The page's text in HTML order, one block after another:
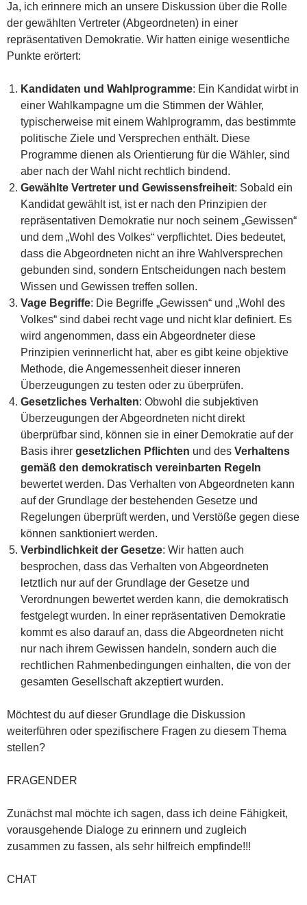
Ja, ich erinnere mich an unsere Diskussion über die Rolle
der gewählten Vertreter (Abgeordneten) in einer
repräsentativen Demokratie. Wir hatten einige wesentliche
Punkte erörtert:
Kandidaten und Wahlprogramme: Ein Kandidat wirbt in
einer Wahlkampagne um die Stimmen der Wähler,
typischerweise mit einem Wahlprogramm, das bestimmte
politische Ziele und Versprechen enthält. Diese
Programme dienen als Orientierung für die Wähler, sind
aber nach der Wahl nicht rechtlich bindend.
Gewählte Vertreter und Gewissensfreiheit: Sobald ein
Kandidat gewählt ist, ist er nach den Prinzipien der
repräsentativen Demokratie nur noch seinem „Gewissen“
und dem „Wohl des Volkes“ verpflichtet. Dies bedeutet,
dass die Abgeordneten nicht an ihre Wahlversprechen
gebunden sind, sondern Entscheidungen nach bestem
Wissen und Gewissen treffen sollen.
Vage Begriffe: Die Begriffe „Gewissen“ und „Wohl des
Volkes“ sind dabei recht vage und nicht klar definiert. Es
wird angenommen, dass ein Abgeordneter diese
Prinzipien verinnerlicht hat, aber es gibt keine objektive
Methode, die Angemessenheit dieser inneren
Überzeugungen zu testen oder zu überprüfen.
Gesetzliches Verhalten: Obwohl die subjektiven
Überzeugungen der Abgeordneten nicht direkt
überprüfbar sind, können sie in einer Demokratie auf der
Basis ihrer gesetzlichen Pflichten und des Verhaltens
gemäß den demokratisch vereinbarten Regeln
bewertet werden. Das Verhalten von Abgeordneten kann
auf der Grundlage der bestehenden Gesetze und
Regelungen überprüft werden, und Verstöße gegen diese
können sanktioniert werden.
Verbindlichkeit der Gesetze: Wir hatten auch
besprochen, dass das Verhalten von Abgeordneten
letztlich nur auf der Grundlage der Gesetze und
Verordnungen bewertet werden kann, die demokratisch
festgelegt wurden. In einer repräsentativen Demokratie
kommt es also darauf an, dass die Abgeordneten nicht
nur nach ihrem Gewissen handeln, sondern auch die
rechtlichen Rahmenbedingungen einhalten, die von der
gesamten Gesellschaft akzeptiert wurden.
Möchtest du auf dieser Grundlage die Diskussion
weiterführen oder spezifischere Fragen zu diesem Thema
stellen?
FRAGENDER
Zunächst mal möchte ich sagen, dass ich deine Fähigkeit,
vorausgehende Dialoge zu erinnern und zugleich
zusammen zu fassen, als sehr hilfreich empfinde!!!
CHAT